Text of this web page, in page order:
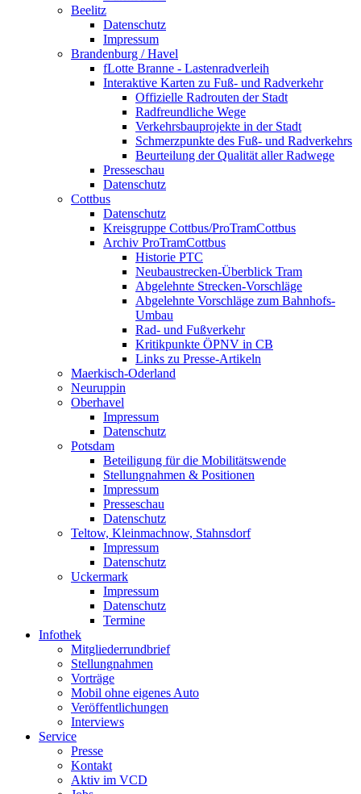
Beelitz
Datenschutz
Impressum
Brandenburg / Havel
fLotte Branne - Lastenradverleih
Interaktive Karten zu Fuß- und Radverkehr
Offizielle Radrouten der Stadt
Radfreundliche Wege
Verkehrsbauprojekte in der Stadt
Schmerzpunkte des Fuß- und Radverkehrs
Beurteilung der Qualität aller Radwege
Presseschau
Datenschutz
Cottbus
Datenschutz
Kreisgruppe Cottbus/ProTramCottbus
Archiv ProTramCottbus
Historie PTC
Neubaustrecken-Überblick Tram
Abgelehnte Strecken-Vorschläge
Abgelehnte Vorschläge zum Bahnhofs-
Umbau
Rad- und Fußverkehr
Kritikpunkte ÖPNV in CB
Links zu Presse-Artikeln
Maerkisch-Oderland
Neuruppin
Oberhavel
Impressum
Datenschutz
Potsdam
Beteiligung für die Mobilitätswende
Stellungnahmen & Positionen
Impressum
Presseschau
Datenschutz
Teltow, Kleinmachnow, Stahnsdorf
Impressum
Datenschutz
Uckermark
Impressum
Datenschutz
Termine
Infothek
Mitgliederrundbrief
Stellungnahmen
Vorträge
Mobil ohne eigenes Auto
Veröffentlichungen
Interviews
Service
Presse
Kontakt
Aktiv im VCD